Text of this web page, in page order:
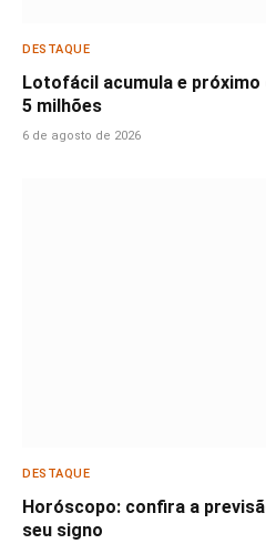
DESTAQUE
Lotofácil acumula e próximo
5 milhões
6 de agosto de 2026
DESTAQUE
Horóscopo: confira a
seu signo